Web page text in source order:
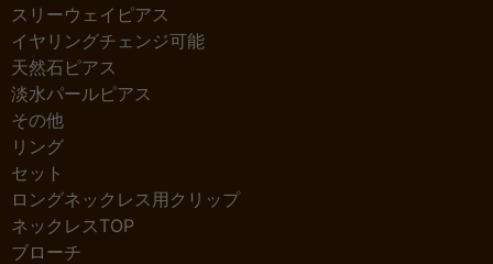
スリーウェイピアス
イヤリングチェンジ可能
天然石ピアス
淡水パールピアス
その他
リング
セット
ロングネックレス用クリップ
ネックレスTOP
ブローチ